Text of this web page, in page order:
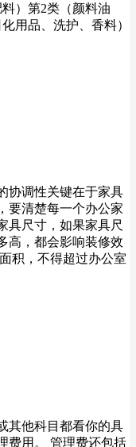
）第2类（颜料油
用品、洗护、香料）
协调性关键在于家具
要清楚每一个办公家
具尺寸，如果家具尺
高，都会影响装修效
积，不得超过办公室
其他科目都看你的具
费用。 管理费还包括